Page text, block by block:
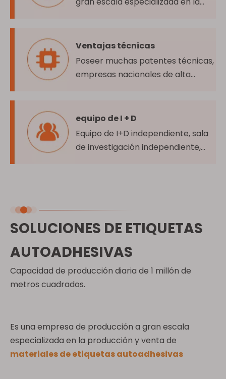
Ventajas técnicas
Poseer muchas patentes técnicas,
empresas nacionales de alta
nacionales y extranjeras.
equipo de I + D
Equipo de I+D independiente, sala
de investigación independiente,
SOLUCIONES DE ETIQUETAS
AUTOADHESIVAS
Capacidad de producción diaria de 1 millón de
metros cuadrados.
Es una empresa de producción a gran escala
especializada en la producción y venta de
materiales de etiquetas autoadhesivas